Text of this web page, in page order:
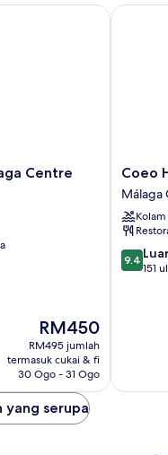
Centre
Harga
ialah
RM450
RM450
RM495 jumlah
termasuk cukai & fi
30 Ogo - 31 Ogo
Coeo
Hostel
Hernan
Ruiz
Málaga
Centro
Coeo
Málaga
9.4
9.4
151
Coeo
yang serupa